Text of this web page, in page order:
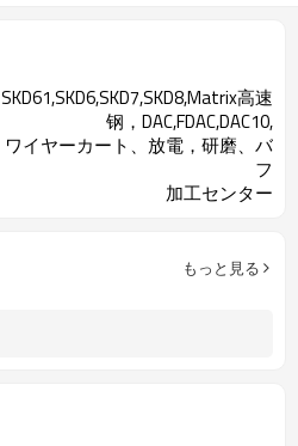
SKD61,SKD6,SKD7,SKD8,Matrix高速
钢，DAC,FDAC,DAC10,
ワイヤーカート、放電，研磨、バ
フ
加工センター
もっと見る